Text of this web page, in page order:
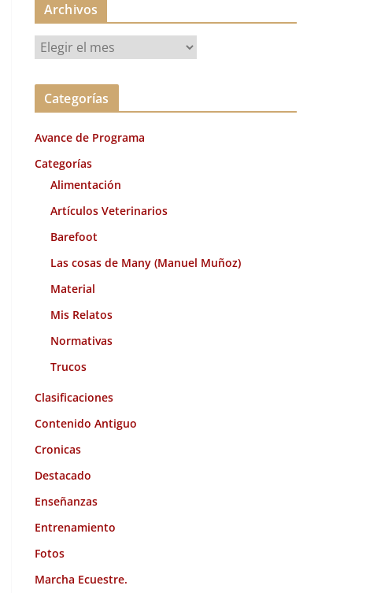
Archivos
r
c
v
o
Categorías
Avance de Programa
Categorías
Alimentación
Artículos Veterinarios
Barefoot
Las cosas de Many (Manuel Muñoz)
Material
Mis Relatos
Normativas
Trucos
Clasificaciones
Contenido Antiguo
Cronicas
Destacado
Enseñanzas
Entrenamiento
Fotos
Marcha Ecuestre.